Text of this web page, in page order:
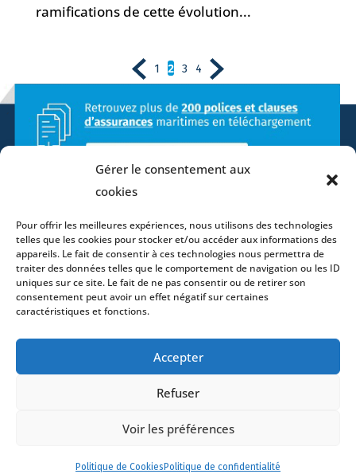
Gérer le consentement aux
cookies
Pour offrir les meilleures expériences, nous utilisons des technologies
telles que les cookies pour stocker et/ou accéder aux informations des
appareils. Le fait de consentir à ces technologies nous permettra de
traiter des données telles que le comportement de navigation ou les ID
uniques sur ce site. Le fait de ne pas consentir ou de retirer son
consentement peut avoir un effet négatif sur certaines
caractéristiques et fonctions.
Accepter
Refuser
Voir les préférences
Politique de Cookies Politique de confidentialité
ramifications de cette évolution...
1 2 3 4
ADN
Activités
Bureaux